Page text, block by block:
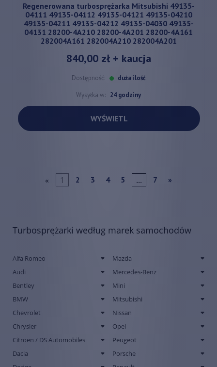
Regenerowana turbosprężarka Mitsubishi 49135-
04111 49135-04112 49135-04121 49135-04210
49135-04211 49135-04212 49135-04030 49135-
04131 28200-4A210 28200-4A201 28200-4A161
282004A161 282004A210 282004A201
840,00 zł+ kaucja
Dostępność: duża ilość
Wysyłka w: 24 godziny
WYŚWIETL
« 1 2 3 4 5 ... 7 »
Turbosprężarki według marek samochodów
Alfa Romeo
Audi
Bentley
BMW
Chevrolet
Chrysler
Citroen / DS Automobiles
Dacia
Mazda
Mercedes-Benz
Mini
Mitsubishi
Nissan
Opel
Peugeot
Porsche